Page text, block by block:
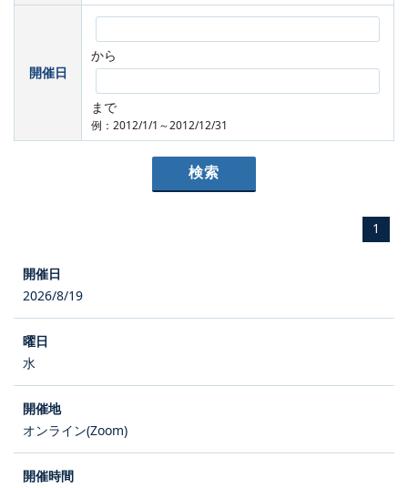
開催日
から
まで
例：2012/1/1～2012/12/31
1
2026/8/19
水
オンライン(Zoom)